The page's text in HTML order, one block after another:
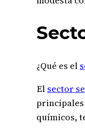
¿Qué es el
El sector
químicos,